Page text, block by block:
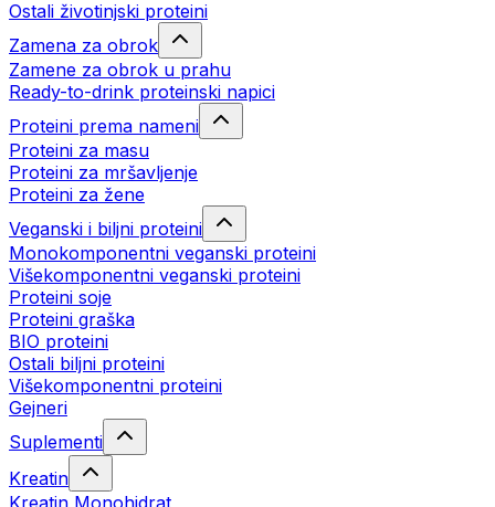
Ostali životinjski proteini
Zamena za obrok
Zamene za obrok u prahu
Ready-to-drink proteinski napici
Proteini prema nameni
Proteini za masu
Proteini za mršavljenje
Proteini za žene
Veganski i biljni proteini
Monokomponentni veganski proteini
Višekomponentni veganski proteini
Proteini soje
Proteini graška
BIO proteini
Ostali biljni proteini
Višekomponentni proteini
Gejneri
Suplementi
Kreatin